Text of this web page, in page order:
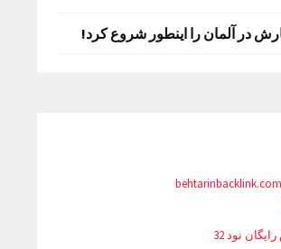
در آلمان را اینطور شروع کرد!
نود 32